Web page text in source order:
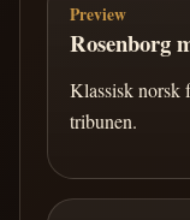
Preview
Rosenborg
Klassisk norsk
tribunen.